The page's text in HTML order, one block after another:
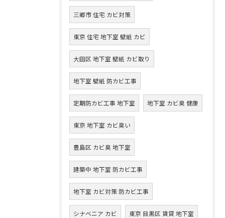
三郷市 住宅 カビ対策
東京 住宅 地下室 壁紙 カビ
大田区 地下室 壁紙 カビ取り
地下室 壁紙 防カビ工事
定期防カビ工事 地下室 地下室 カビ臭 健康
東京 地下室 カビ臭い
豊島区 カビ臭 地下室
建築中 地下室 防カビ工事
地下室 カビ対策 防カビ工事
シナベニア カビ 東京 目黒区 賃貸 地下室